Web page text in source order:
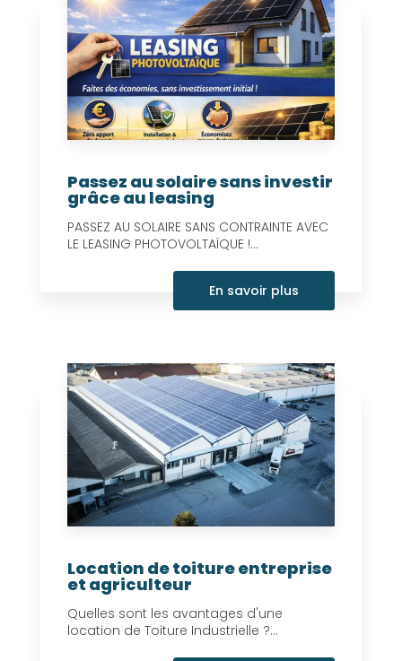
Passez au solaire sans investir
grâce au leasing
PASSEZ AU SOLAIRE SANS CONTRAINTE AVEC
LE LEASING PHOTOVOLTAÏQUE !...
En savoir plus
Location de toiture entreprise
et agriculteur
Quelles sont les avantages d'une
location de Toiture Industrielle ?...